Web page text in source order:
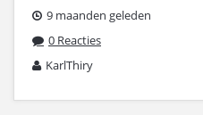
9 maanden geleden
0 Reacties
KarlThiry